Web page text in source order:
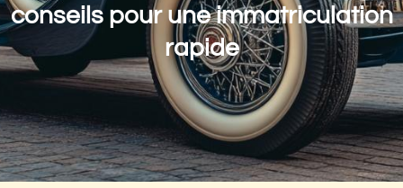
conseils pour une immatriculation
rapide